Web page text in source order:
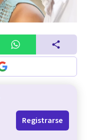
Registrarse